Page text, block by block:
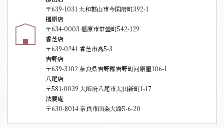
〒639-1031 大和郡山市今国府町392-1
橿原店
〒634-0003 橿原市常盤町542-129
香芝店
〒639-0241 香芝市高5-3
吉野店
〒639-3102 奈良県吉野郡吉野町河原屋106-1
八尾店
〒581-0039 大阪府八尾市太田新町1-17
法要庵
〒630-8014 奈良市四条大路5-6-20